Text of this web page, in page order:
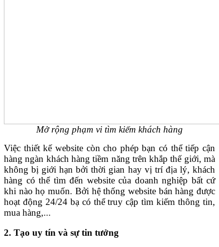
Mở rộng phạm vi tìm kiếm khách hàng
Việc thiết kế website còn cho phép bạn có thể tiếp cận
hàng ngàn khách hàng tiềm năng trên khắp thế giới, mà
không bị giới hạn bởi thời gian hay vị trí địa lý, khách
hàng có thể tìm đến website của doanh nghiệp bất cứ
khi nào họ muốn. Bởi hệ thống website bán hàng được
hoạt động 24/24 bạ có thể truy cập tìm kiếm thông tin,
mua hàng,...
2. Tạo uy tín và sự tin tưởng